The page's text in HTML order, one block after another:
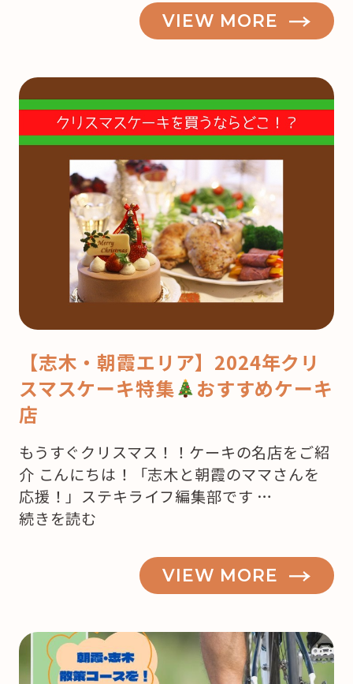
VIEW MORE
【志木・朝霞エリア】2024年クリ
スマスケーキ特集
おすすめケーキ
店
もうすぐクリスマス！！ケーキの名店をご紹
介 こんにちは！「志木と朝霞のママさんを
応援！」ステキライフ編集部です …
“【志
う
来
月
続きを読む
VIEW MORE